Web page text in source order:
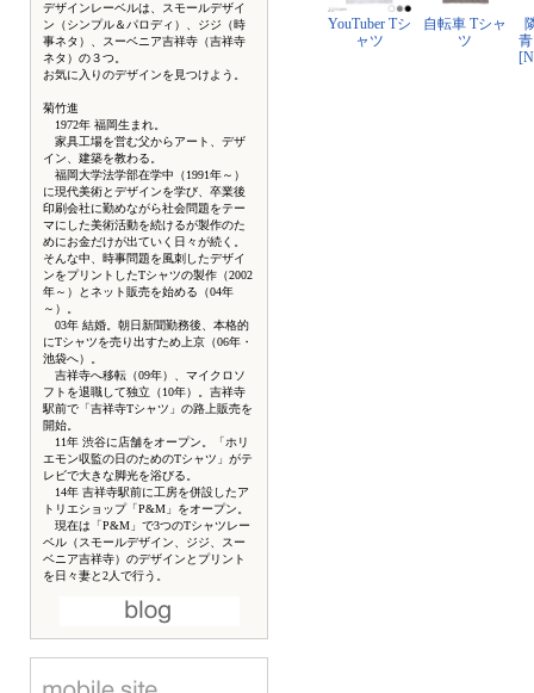
デザインレーベルは、スモールデザイ
ン（シンプル＆パロディ）、ジジ（時
事ネタ）、スーベニア吉祥寺（吉祥寺
ネタ）の３つ。
お気に入りのデザインを見つけよう。
菊竹進
1972年 福岡生まれ。
家具工場を営む父からアート、デザ
イン、建築を教わる。
福岡大学法学部在学中（1991年～）
に現代美術とデザインを学び、卒業後
印刷会社に勤めながら社会問題をテー
マにした美術活動を続けるが製作のた
めにお金だけが出ていく日々が続く。
そんな中、時事問題を風刺したデザイ
ンをプリントしたTシャツの製作（2002
年～）とネット販売を始める（04年
～）。
03年 結婚。朝日新聞勤務後、本格的
にTシャツを売り出すため上京（06年・
池袋へ）。
吉祥寺へ移転（09年）、マイクロソ
フトを退職して独立（10年）。吉祥寺
駅前で「吉祥寺Tシャツ」の路上販売を
開始。
11年 渋谷に店舗をオープン。「ホリ
エモン収監の日のためのTシャツ」がテ
レビで大きな脚光を浴びる。
14年 吉祥寺駅前に工房を併設したア
トリエショップ「P&M」をオープン。
現在は「P&M」で3つのTシャツレー
ベル（スモールデザイン、ジジ、スー
ベニア吉祥寺）のデザインとプリント
を日々妻と2人で行う。
YouTuber Tシ
ャツ
自転車 Tシャ
ツ